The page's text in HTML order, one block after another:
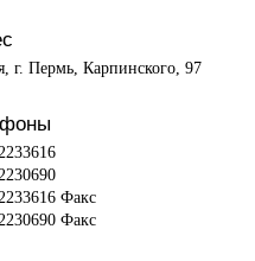
г. Пермь, Карпинского, 97
Факс
Факс